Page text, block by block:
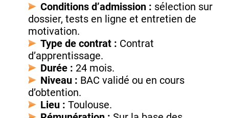
Conditions d’admission : sélection sur
dossier, tests en ligne et entretien de
motivation.
Type de contrat : Contrat
d’apprentissage.
Durée : 24 mois.
Niveau : BAC validé ou en cours
d’obtention.
Lieu : Toulouse.